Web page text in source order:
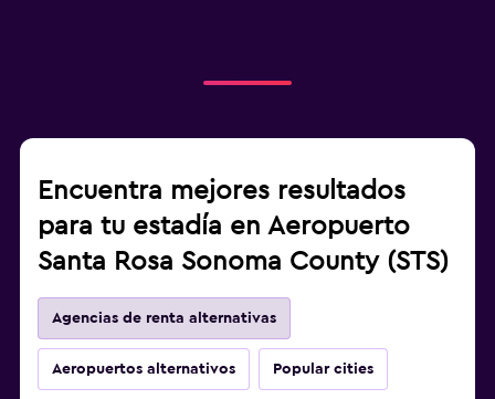
Encuentra mejores resultados
para tu estadía en Aeropuerto
Santa Rosa Sonoma County (STS)
Agencias de renta alternativas
Aeropuertos alternativos Popular cities